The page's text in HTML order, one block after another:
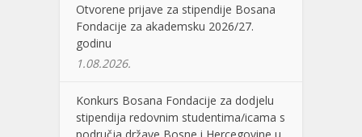
Otvorene prijave za stipendije Bosana
Fondacije za akademsku 2026/27.
godinu
1.08.2026.
Konkurs Bosana Fondacije za dodjelu
stipendija redovnim studentima/icama s
područja države Bosne i Hercegovine u